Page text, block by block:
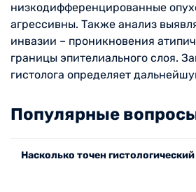
низкодифференцированные
агрессивны. Также анализ
инвазии – проникновения
границы эпителиального слоя.
гистолога определяет
Популярные
Насколько точен